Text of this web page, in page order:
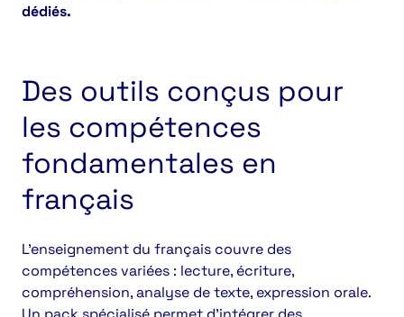
dédiés.
Des outils conçus pour
les compétences
fondamentales en
français
L’enseignement du français couvre des
compétences variées : lecture, écriture,
compréhension, analyse de texte, expression orale.